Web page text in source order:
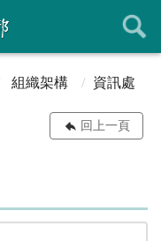
組織架構 資訊處
回上一頁